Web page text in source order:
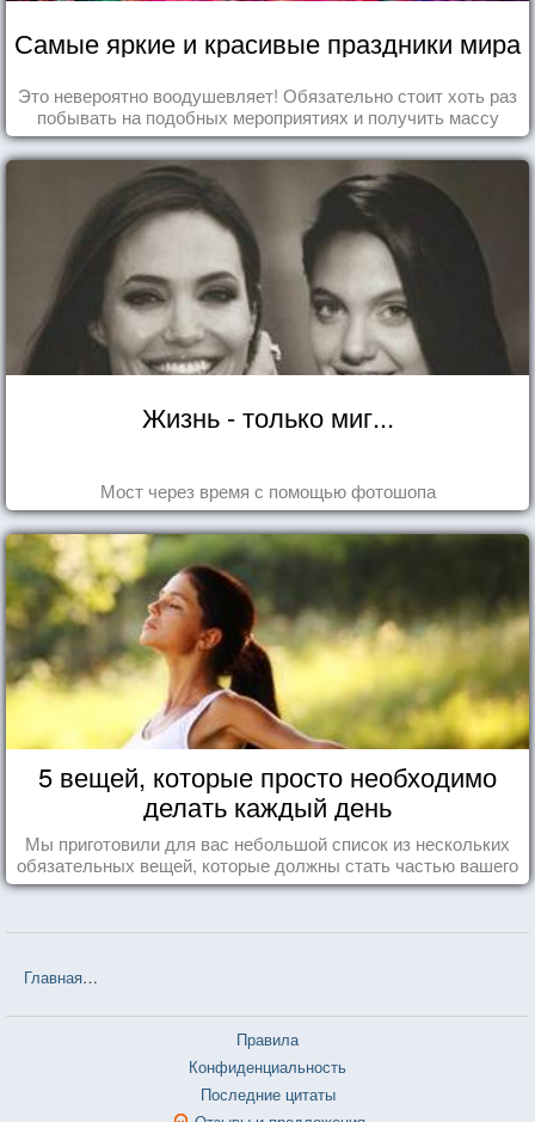
Самые яркие и красивые праздники мира
Это невероятно воодушевляет! Обязательно стоит хоть раз
побывать на подобных мероприятиях и получить массу
впечатлений!
Жизнь - только миг...
Мост через время с помощью фотошопа
5 вещей, которые просто необходимо
делать каждый день
Мы приготовили для вас небольшой список из нескольких
обязательных вещей, которые должны стать частью вашего
дня.
Главная
Правила
Конфиденциальность
Последние цитаты